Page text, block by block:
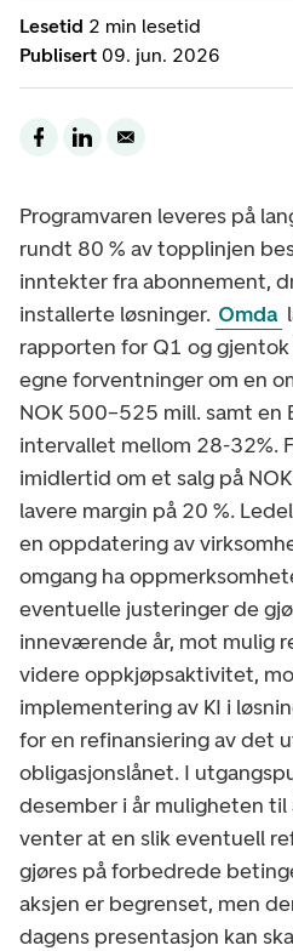
Lesetid 2 min lesetid
Publisert 09. jun. 2026
Programvaren leveres på
rundt 80 % av topplinjen
inntekter fra abonnement,
installerte løsninger. Omda
rapporten for Q1 og
egne forventninger om en
NOK 500–525 mill. samt en
intervallet mellom 28-32%.
imidlertid om et salg på
lavere margin på 20 %.
en oppdatering av
omgang ha
eventuelle justeringer de
inneværende år, mot mulig
videre oppkjøpsaktivitet,
implementering av KI i
for en refinansiering av det
obligasjonslånet. I
desember i år muligheten
venter at en slik eventuell
gjøres på forbedrede
aksjen er begrenset, men
dagens presentasjon kan